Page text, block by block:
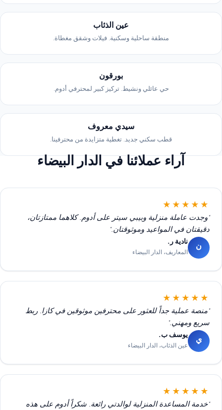
عين الذئاب
منطقة ساحلية وسكنية. فيلات وشقق مغطاة.
بورقون
حي عائلي ونشيط. تركيز كبير لمحترفي أدوم.
سيدي معروف
قطب سكني جديد. تغطية متزايدة من محترفينا.
آراء عملائنا في الدار البيضاء
★★★★★
"وجدت عاملة منزلية وبيبي سيتر على أدوم. كلاهما ممتازتان،
دقيقتان في المواعيد وموثوقتان."
ن
نادية ر.
المعاريف، الدار البيضاء
★★★★★
"منصة عملية جداً للعثور على محترفين موثوقين في كازا. ربط
سريع ومهني."
ي
يوسف ب.
عين الذئاب، الدار البيضاء
★★★★★
"خدمة المساعدة المنزلية لوالدتي رائعة. شكراً أدوم على هذه